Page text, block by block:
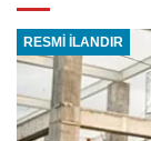
RESMİ İLANDIR